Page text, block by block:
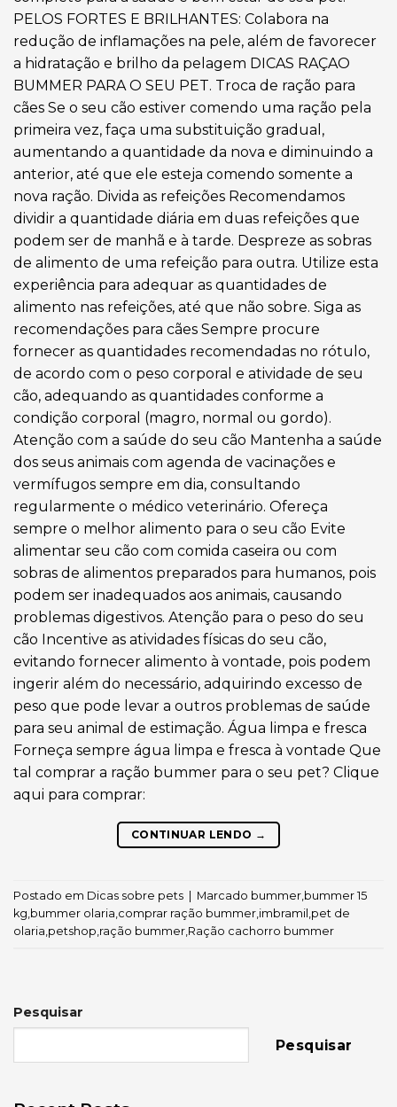
PELOS FORTES E BRILHANTES: Colabora na
redução de inflamações na pele, além de favorecer
a hidratação e brilho da pelagem DICAS RAÇAO
BUMMER PARA O SEU PET. Troca de ração para
cães Se o seu cão estiver comendo uma ração pela
primeira vez, faça uma substituição gradual,
aumentando a quantidade da nova e diminuindo a
anterior, até que ele esteja comendo somente a
nova ração. Divida as refeições Recomendamos
dividir a quantidade diária em duas refeições que
podem ser de manhã e à tarde. Despreze as sobras
de alimento de uma refeição para outra. Utilize esta
experiência para adequar as quantidades de
alimento nas refeições, até que não sobre. Siga as
recomendações para cães Sempre procure
fornecer as quantidades recomendadas no rótulo,
de acordo com o peso corporal e atividade de seu
cão, adequando as quantidades conforme a
condição corporal (magro, normal ou gordo).
Atenção com a saúde do seu cão Mantenha a saúde
dos seus animais com agenda de vacinações e
vermífugos sempre em dia, consultando
regularmente o médico veterinário. Ofereça
sempre o melhor alimento para o seu cão Evite
alimentar seu cão com comida caseira ou com
sobras de alimentos preparados para humanos, pois
podem ser inadequados aos animais, causando
problemas digestivos. Atenção para o peso do seu
cão Incentive as atividades físicas do seu cão,
evitando fornecer alimento à vontade, pois podem
ingerir além do necessário, adquirindo excesso de
peso que pode levar a outros problemas de saúde
para seu animal de estimação. Água limpa e fresca
Forneça sempre água limpa e fresca à vontade Que
tal comprar a ração bummer para o seu pet? Clique
aqui para comprar:
CONTINUAR LENDO →
Postado em Dicas sobre pets Marcado bummer bummer 15
kg bummer olaria comprar ração bummer imbramil pet de
olaria petshop ração bummer Ração cachorro bummer
Pesquisar
Pesquisar